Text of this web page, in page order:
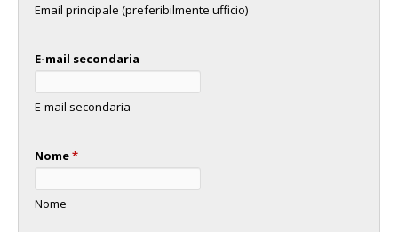
Email principale (preferibilmente ufficio)
E-mail secondaria
E-mail secondaria
Nome*
Nome